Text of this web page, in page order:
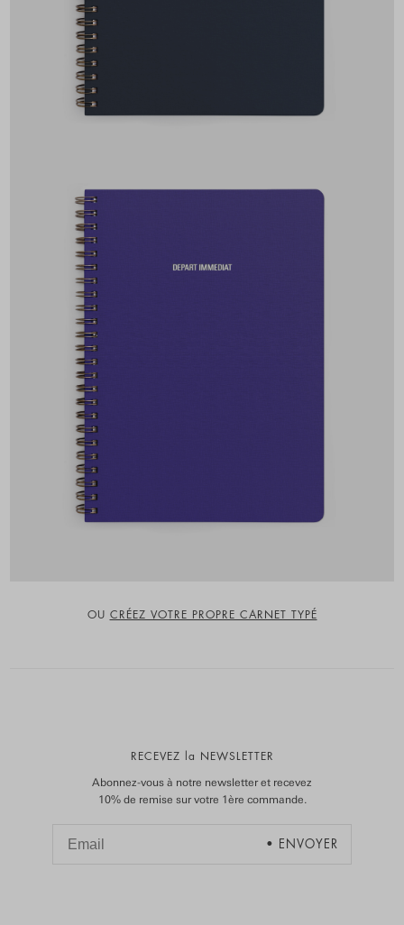
OU CRÉEZ VOTRE PROPRE CARNET TYPÉ
RECEVEZ la NEWSLETTER
Abonnez-vous à notre newsletter et recevez
10% de remise sur votre 1ère commande.